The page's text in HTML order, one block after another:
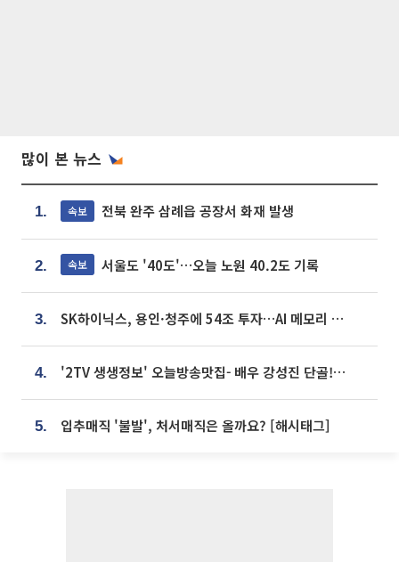
많이 본 뉴스
1. 속보 전북 완주 삼례읍 공장서 화재 발생
2. 속보 서울도 '40도'…오늘 노원 40.2도 기록
3. SK하이닉스, 용인·청주에 54조 투자…AI 메모리 생산기지 키운다
4. '2TV 생생정보' 오늘방송맛집- 배우 강성진 단골! 쌀국수ㆍ푸팟퐁 커리 맛집 '블○○○'
5. 입추매직 '불발', 처서매직은 올까요? [해시태그]